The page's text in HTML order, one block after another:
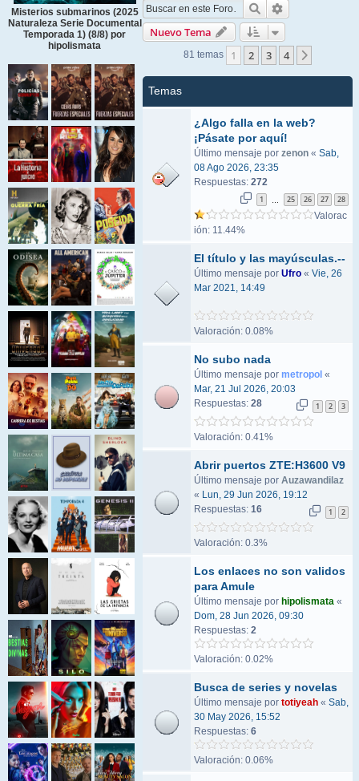
Misterios submarinos (2025
Naturaleza Serie Documental
Temporada 1) (8/8) por
hipolismata
Buscar
Nuevo Tema
81 temas 1 2 3 4
Temas
¿Algo falla en la web?
¡Pásate por aquí!
Último mensaje por zenon « Sab,
08 Ago 2026, 23:35
Respuestas: 272
1 25 26 27 28
Valorac
ión: 11.44%
El título y las mayúsculas.--
Último mensaje por Ufro « Vie, 26
Mar 2021, 14:49
Valoración: 0.08%
No subo nada
Último mensaje por metropol «
Mar, 21 Jul 2026, 20:03
Respuestas: 28 1 2 3
Valoración: 0.41%
Abrir puertos ZTE:H3600 V9
Último mensaje por Auzawandilaz
« Lun, 29 Jun 2026, 19:12
Respuestas: 16 1 2
Valoración: 0.3%
Los enlaces no son validos
para Amule
Último mensaje por hipolismata «
Dom, 28 Jun 2026, 09:30
Respuestas: 2
Valoración: 0.02%
Busca de series y novelas
Último mensaje por totiyeah « Sab,
30 May 2026, 15:52
Respuestas: 6
Valoración: 0.06%